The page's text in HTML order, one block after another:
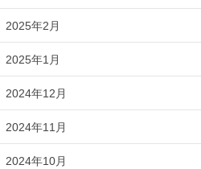
2025年2月
2025年1月
2024年12月
2024年11月
2024年10月